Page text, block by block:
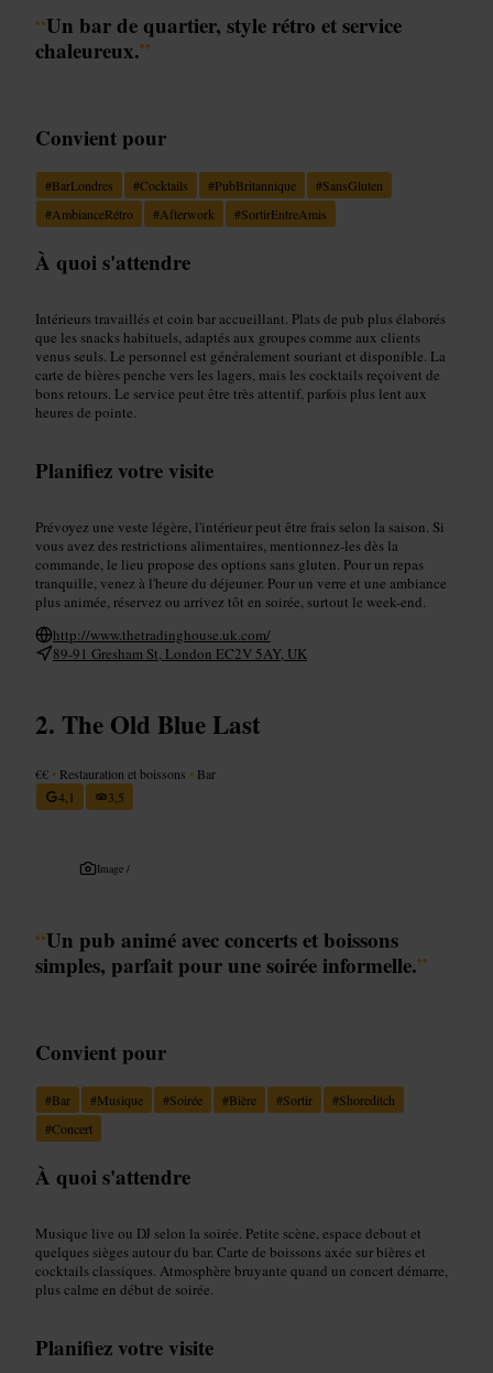
“Un bar de quartier, style rétro et service
chaleureux.”
Convient pour
#BarLondres #Cocktails #PubBritannique #SansGluten
#AmbianceRétro #Afterwork #SortirEntreAmis
À quoi s'attendre
Intérieurs travaillés et coin bar accueillant. Plats de pub plus élaborés
que les snacks habituels, adaptés aux groupes comme aux clients
venus seuls. Le personnel est généralement souriant et disponible. La
carte de bières penche vers les lagers, mais les cocktails reçoivent de
bons retours. Le service peut être très attentif, parfois plus lent aux
heures de pointe.
Planifiez votre visite
Prévoyez une veste légère, l'intérieur peut être frais selon la saison. Si
vous avez des restrictions alimentaires, mentionnez-les dès la
commande, le lieu propose des options sans gluten. Pour un repas
tranquille, venez à l'heure du déjeuner. Pour un verre et une ambiance
plus animée, réservez ou arrivez tôt en soirée, surtout le week-end.
http://www.thetradinghouse.uk.com/
89-91 Gresham St, London EC2V 5AY, UK
The Old Blue Last
€€ • Restauration et boissons • Bar
4,1
3,5
Image /
“Un pub animé avec concerts et boissons
simples, parfait pour une soirée informelle.”
Convient pour
#Bar #Musique #Soirée #Bière #Sortir #Shoreditch
#Concert
À quoi s'attendre
Musique live ou DJ selon la soirée. Petite scène, espace debout et
quelques sièges autour du bar. Carte de boissons axée sur bières et
cocktails classiques. Atmosphère bruyante quand un concert démarre,
plus calme en début de soirée.
Planifiez votre visite